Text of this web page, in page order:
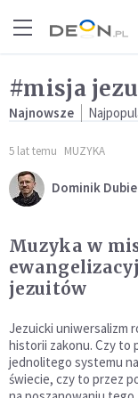
#misja
Najnowsze
5 lat temu MUZYKA
Dominik
Muzyka w
jezuitów
Jezuicki uniwersalizm
historii zakonu. Czy to
jednolitego systemu
świecie, czy to przez